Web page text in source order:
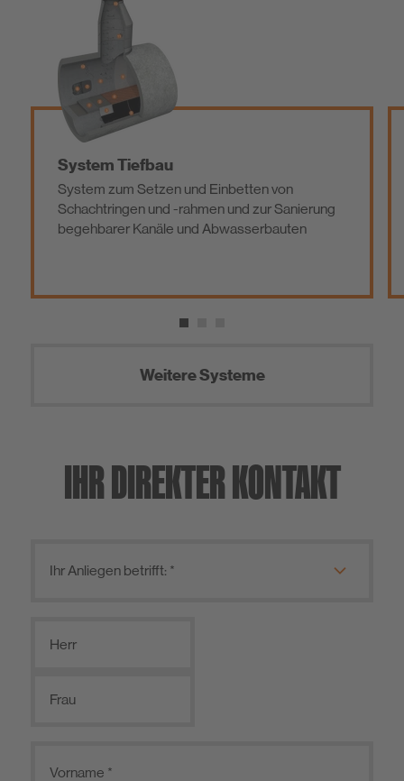
System Tiefbau
System zum Setzen und Einbetten von
Schachtringen und -rahmen und zur Sanierung
begehbarer Kanäle und Abwasserbauten
Weitere Systeme
IHR DIREKTER KONTAKT
Herr
Frau